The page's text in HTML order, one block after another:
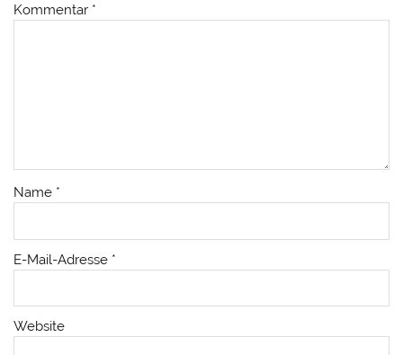
Kommentar *
Name *
E-Mail-Adresse *
Website